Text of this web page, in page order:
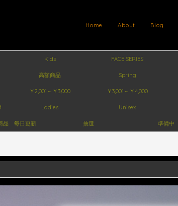
Blog
About
Home
Kids FACE SERIES
高額商品 Spring
￥2,001～￥3,000 ￥3,001～￥4,000
Ladies Unisex
品 毎日更新 抽選 準備中